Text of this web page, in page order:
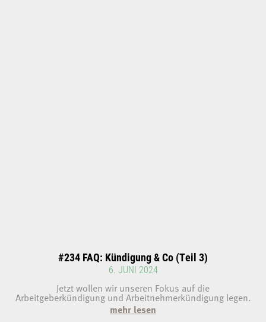
#234 FAQ: Kündigung & Co (Teil 3)
6. JUNI 2024
Jetzt wollen wir unseren Fokus auf die
Arbeitgeberkündigung und Arbeitnehmerkündigung legen.
mehr lesen